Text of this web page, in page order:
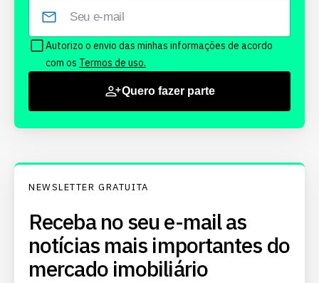
Autorizo o envio das minhas informações de acordo
com os Termos de uso.
Quero fazer parte
NEWSLETTER GRATUITA
Receba no seu e-mail as
notícias mais importantes do
mercado imobiliário